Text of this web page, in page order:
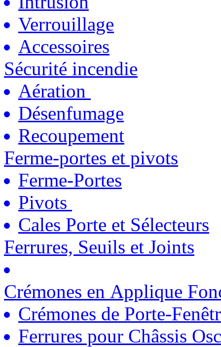
Verrouillage
Accessoires
Sécurité incendie
Aération
Désenfumage
Recoupement
Ferme-portes et pivots
Ferme-Portes
Pivots
Cales Porte et Sélecteurs
Ferrures, Seuils et Joints
Crémones en Applique
Crémones de Porte-
Ferrures pour Châssis